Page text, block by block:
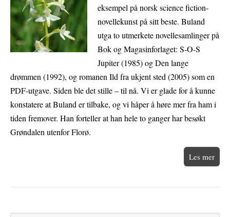
eksempel på norsk science fiction-
novellekunst på sitt beste. Buland
utga to utmerkete novellesamlinger på
Bok og Magasinforlaget: S-O-S
Jupiter (1985) og Den lange
drømmen (1992), og romanen Ild fra ukjent sted (2005) som en
PDF-utgave. Siden ble det stille – til nå. Vi er glade for å kunne
konstatere at Buland er tilbake, og vi håper å høre mer fra ham i
tiden fremover. Han forteller at han hele to ganger har besøkt
Grøndalen utenfor Florø.
Les mer